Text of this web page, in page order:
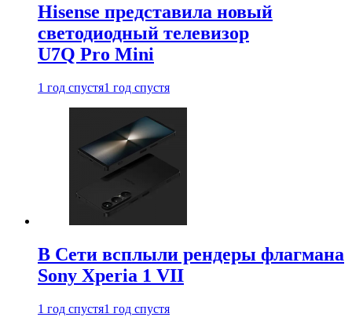
Hisense представила новый
светодиодный телевизор
U7Q Pro Mini
1 год спустя1 год спустя
В Сети всплыли рендеры флагмана
Sony Xperia 1 VII
1 год спустя1 год спустя